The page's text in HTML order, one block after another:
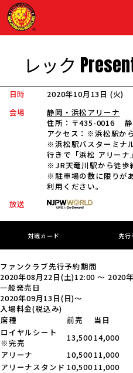
レック
日時 2020年10月13日 (火)
会場
静岡・浜松アリーナ
住所： 〒435-0016 静
アクセス： ※浜松駅か
※浜松駅バスターミナ
行きで「浜松 アリーナ
※JR天竜川駅から徒歩
※駐車場の数に限りが
利用ください。
放送
対戦カード 先行
ファンクラブ先行予約期間
2020年08月22日(土)12:00 ～ 2020
一般発売日
2020年09月13日(日)〜
入場料金(税込み)
席種
前売
当日
ロイヤルシート
※完売
13,50014,000
アリーナ
10,50011,000
アリーナスタンド 10,50011,000